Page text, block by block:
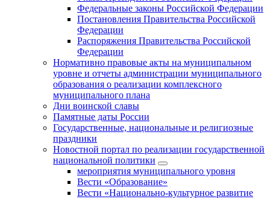
Федеральные законы Российской Федерации
Постановления Правительства Российской
Федерации
Распоряжения Правительства Российской
Федерации
Нормативно правовые акты на муниципальном
уровне и отчеты администрации муниципального
образования о реализации комплексного
муниципального плана
Дни воинской славы
Памятные даты России
Государственные, национальные и религиозные
праздники
Новостной портал по реализации государственной
национальной политики
мероприятия муниципального уровня
Вести «Образование»
Вести «Национально-культурное развитие